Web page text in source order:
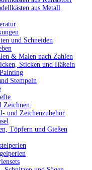
aus Metall
und Schneiden
& Malen nach Zahlen
Sticken und Häkeln
Stempeln
Zeichnen
und Zeichenzubehör
Töpfern und Gießen